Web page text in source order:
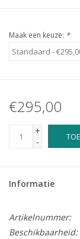
Maak een keuze: *
€295,00
+
-
Informatie
Artikelnummer:
Beschikbaarheid: